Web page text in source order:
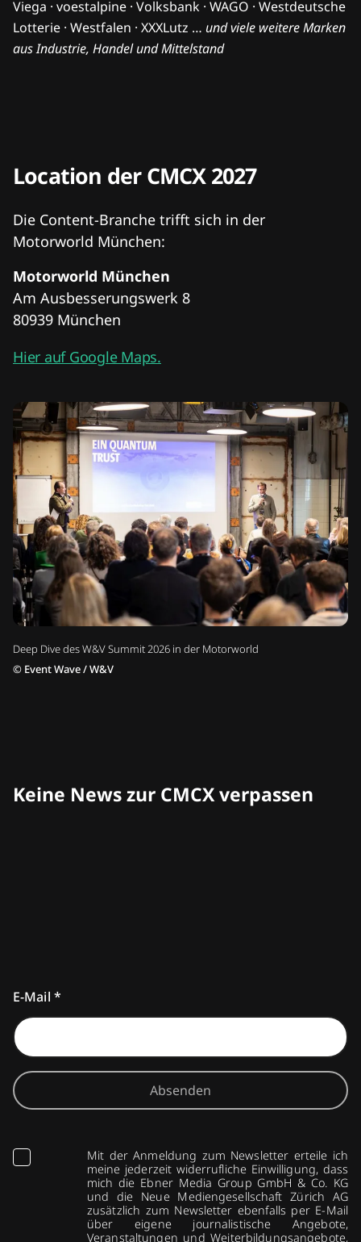
Viega · voestalpine · Volksbank · WAGO · Westdeutsche
Lotterie · Westfalen · XXXLutz … und viele weitere Marken
aus Industrie, Handel und Mittelstand
Deep Dive des W&V Summit 2026 in der Motorworld
© Event Wave / W&V
Location der CMCX 2027
Die Content-Branche trifft sich in der
Motorworld München:
Motorworld München
Am Ausbesserungswerk 8
80939 München
Hier auf Google Maps.
Keine News zur CMCX verpassen
E-Mail *
Absenden
Mit der Anmeldung zum Newsletter erteile ich
meine jederzeit widerrufliche Einwilligung, dass
mich die Ebner Media Group GmbH & Co. KG
und die Neue Mediengesellschaft Zürich AG
zusätzlich zum Newsletter ebenfalls per E-Mail
über eigene journalistische Angebote,
Veranstaltungen und Weiterbildungsangebote,